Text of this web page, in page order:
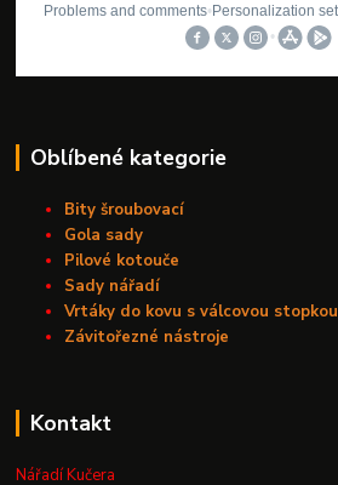
Oblíbené kategorie
Bity šroubovací
Gola sady
Pilové kotouče
Sady nářadí
Vrtáky do kovu s válcovou stopkou
Závitořezné nástroje
Kontakt
Nářadí Kučera